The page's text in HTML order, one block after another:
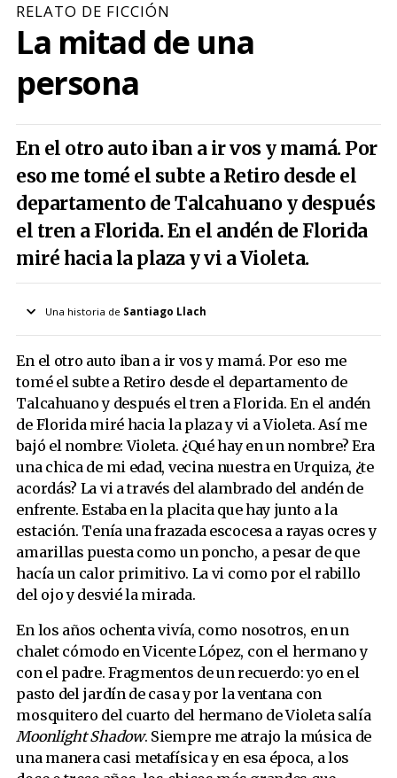
RELATO DE FICCIÓN
La mitad de una
persona
En el otro auto iban a ir vos y mamá. Por
eso me tomé el subte a Retiro desde el
departamento de Talcahuano y después
el tren a Florida. En el andén de Florida
miré hacia la plaza y vi a Violeta.
Una historia de Santiago Llach
Aparece en Temporada 2, Número 07
Contenidos de esta edición
Basura de los abuelos para tirar
¿Por qué hay tantos imbéciles en el mundo?
Cordobanganga
El que nada
Kekele
Había una vez (ocho cuentos precoces)
Diario íntimo de un paciente sin intimidad
La mitad de una persona
Bajo el agua Negra
Here
En el otro auto iban a ir vos y mamá. Por eso me
tomé el subte a Retiro desde el departamento de
Talcahuano y después el tren a Florida. En el andén
de Florida miré hacia la plaza y vi a Violeta. Así me
bajó el nombre: Violeta. ¿Qué hay en un nombre? Era
una chica de mi edad, vecina nuestra en Urquiza, ¿te
acordás? La vi a través del alambrado del andén de
enfrente. Estaba en la placita que hay junto a la
estación. Tenía una frazada escocesa a rayas ocres y
amarillas puesta como un poncho, a pesar de que
hacía un calor primitivo. La vi como por el rabillo
del ojo y desvié la mirada.
En los años ochenta vivía, como nosotros, en un
chalet cómodo en Vicente López, con el hermano y
con el padre. Fragmentos de un recuerdo: yo en el
pasto del jardín de casa y por la ventana con
mosquitero del cuarto del hermano de Violeta salía
Moonlight Shadow. Siempre me atrajo la música de
una manera casi metafísica y en esa época, a los